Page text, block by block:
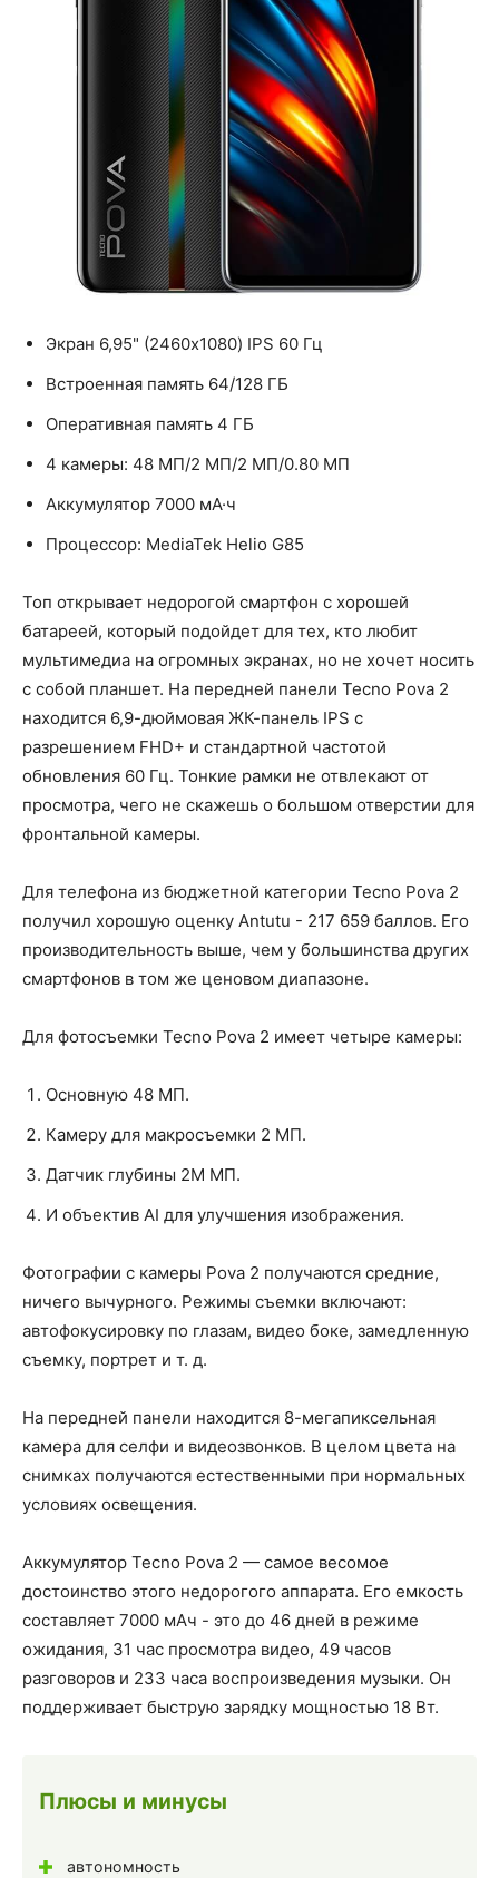
Экран 6,95" (2460x1080) IPS 60 Гц
Встроенная память 64/128 ГБ
Оперативная память 4 ГБ
4 камеры: 48 МП/2 МП/2 МП/0.80 МП
Аккумулятор 7000 мА·ч
Процессор: MediaTek Helio G85
Топ открывает недорогой смартфон с хорошей
батареей, который подойдет для тех, кто любит
мультимедиа на огромных экранах, но не хочет носить
с собой планшет. На передней панели Tecno Pova 2
находится 6,9-дюймовая ЖК-панель IPS с
разрешением FHD+ и стандартной частотой
обновления 60 Гц. Тонкие рамки не отвлекают от
просмотра, чего не скажешь о большом отверстии для
фронтальной камеры.
Для телефона из бюджетной категории Tecno Pova 2
получил хорошую оценку Antutu - 217 659 баллов. Его
производительность выше, чем у большинства других
смартфонов в том же ценовом диапазоне.
Для фотосъемки Tecno Pova 2 имеет четыре камеры:
Основную 48 МП.
Камеру для макросъемки 2 МП.
Датчик глубины 2M МП.
И объектив AI для улучшения изображения.
Фотографии с камеры Pova 2 получаются средние,
ничего вычурного. Режимы съемки включают:
автофокусировку по глазам, видео боке, замедленную
съемку, портрет и т. д.
На передней панели находится 8-мегапиксельная
камера для селфи и видеозвонков. В целом цвета на
снимках получаются естественными при нормальных
условиях освещения.
Аккумулятор Tecno Pova 2 — самое весомое
достоинство этого недорогого аппарата. Его емкость
составляет 7000 мАч - это до 46 дней в режиме
ожидания, 31 час просмотра видео, 49 часов
разговоров и 233 часа воспроизведения музыки. Он
поддерживает быструю зарядку мощностью 18 Вт.
Плюсы и минусы
автономность